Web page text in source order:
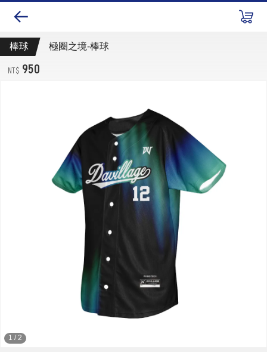
棒球 極圈之境-棒球
950
1 / 2